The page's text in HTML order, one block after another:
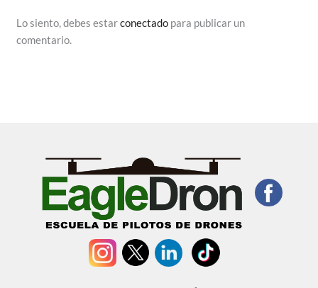
Lo siento, debes estarconectado para publicar un
comentario.